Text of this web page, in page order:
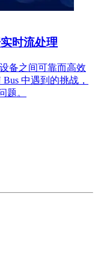
时流处理
备之间可靠而高效
中遇到的挑战，
题。